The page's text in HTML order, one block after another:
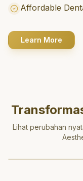
Affordable
Learn More
Lihat perubahan